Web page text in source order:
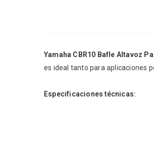
Yamaha CBR10 Bafle Altavoz
es ideal tanto para aplicaciones
Especificaciones técnicas: